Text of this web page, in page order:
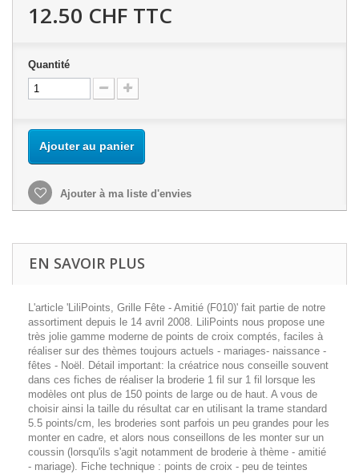
12.50 CHF TTC
Quantité
Ajouter au panier
Ajouter à ma liste d'envies
EN SAVOIR PLUS
L'article 'LiliPoints, Grille Fête - Amitié (F010)' fait partie de notre
assortiment depuis le 14 avril 2008. LiliPoints nous propose une
très jolie gamme moderne de points de croix comptés, faciles à
réaliser sur des thèmes toujours actuels - mariages- naissance -
fêtes - Noël. Détail important: la créatrice nous conseille souvent
dans ces fiches de réaliser la broderie 1 fil sur 1 fil lorsque les
modèles ont plus de 150 points de large ou de haut. A vous de
choisir ainsi la taille du résultat car en utilisant la trame standard
5.5 points/cm, les broderies sont parfois un peu grandes pour les
monter en cadre, et alors nous conseillons de les monter sur un
coussin (lorsqu'ils s'agit notamment de broderie à thème - amitié
- mariage). Fiche technique : points de croix - peu de teintes